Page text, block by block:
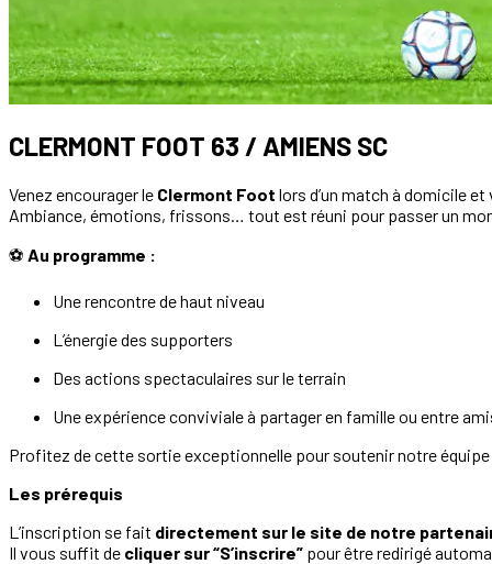
CLERMONT FOOT 63 / AMIENS SC
Venez encourager le Clermont Foot lors d’un match à domicile
Ambiance, émotions, frissons… tout est réuni pour passer un
⚽ Au programme :
Une rencontre de haut niveau
L’énergie des supporters
Des actions spectaculaires sur le terrain
Une expérience conviviale à partager en famille ou entre
Profitez de cette sortie exceptionnelle pour soutenir notre
Les prérequis
L’inscription se fait directement sur le site de notre
Il vous suffit de cliquer sur “S’inscrire” pour être redirigé